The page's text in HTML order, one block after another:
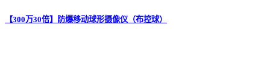
【300万30倍】防爆移动球形摄像仪（布控球）